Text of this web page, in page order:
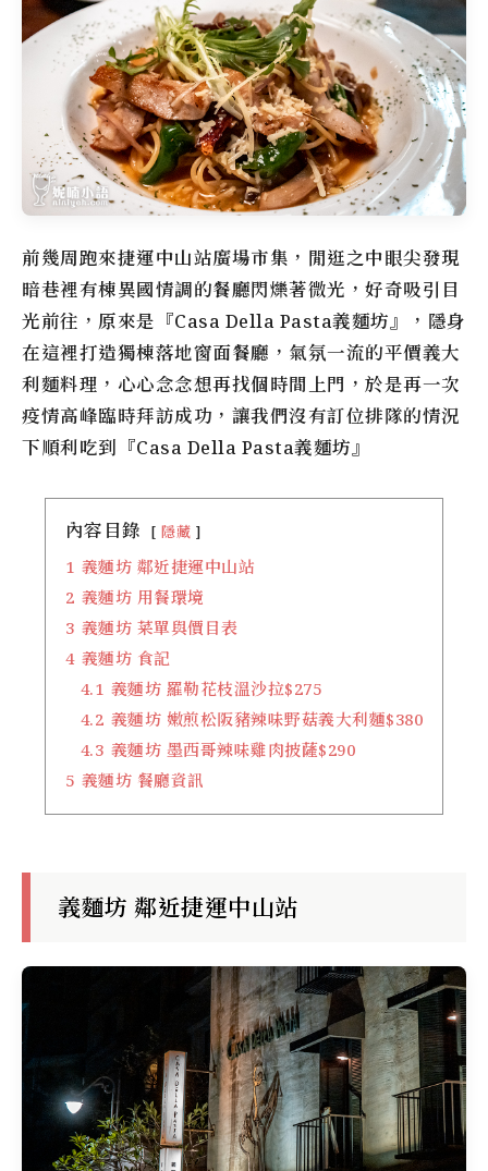
前幾周跑來捷運中山站廣場市集，閒逛之中眼尖發現
暗巷裡有棟異國情調的餐廳閃爍著微光，好奇吸引目
光前往，原來是『Casa Della Pasta義麵坊』，隱身
在這裡打造獨棟落地窗面餐廳，氣氛一流的平價義大
利麵料理，心心念念想再找個時間上門，於是再一次
疫情高峰臨時拜訪成功，讓我們沒有訂位排隊的情況
下順利吃到『Casa Della Pasta義麵坊』
內容目錄 隱藏
1 義麵坊 鄰近捷運中山站
2 義麵坊 用餐環境
3 義麵坊 菜單與價目表
4 義麵坊 食記
4.1 義麵坊 羅勒花枝溫沙拉$275
4.2 義麵坊 嫩煎松阪豬辣味野菇義大利麵$380
4.3 義麵坊 墨西哥辣味雞肉披薩$290
5 義麵坊 餐廳資訊
義麵坊 鄰近捷運中山站